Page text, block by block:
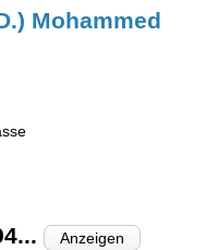
Mohammed
Anzeigen